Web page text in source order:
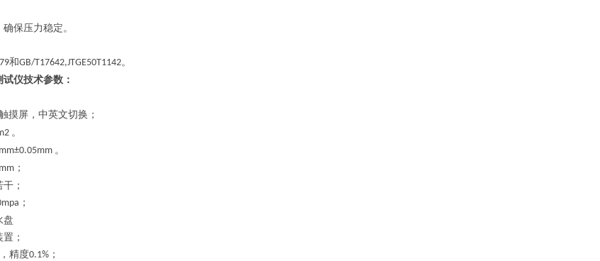
保压力稳定。
和GB/T17642,JTGE50T1142。
试仪技术参数：
摸屏，中英文切换；
。
。
；
；
；
盘
；
， 精度0.1% ；